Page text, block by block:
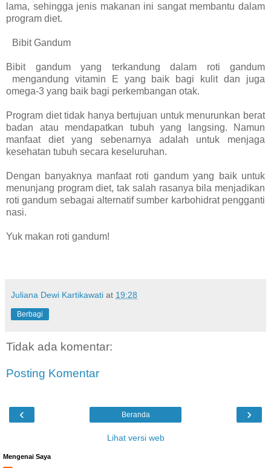
lama, sehingga jenis makanan ini sangat membantu dalam
program diet.
Bibit Gandum
Bibit gandum yang terkandung dalam roti gandum
mengandung vitamin E yang baik bagi kulit dan juga
omega-3 yang baik bagi perkembangan otak.
Program diet tidak hanya bertujuan untuk menurunkan berat
badan atau mendapatkan tubuh yang langsing. Namun
manfaat diet yang sebenarnya adalah untuk menjaga
kesehatan tubuh secara keseluruhan.
Dengan banyaknya manfaat roti gandum yang baik untuk
menunjang program diet, tak salah rasanya bila menjadikan
roti gandum sebagai alternatif sumber karbohidrat pengganti
nasi.
Yuk makan roti gandum!
Juliana Dewi Kartikawati at 19:28
Berbagi
Tidak ada komentar:
Posting Komentar
‹ ›
Beranda
Lihat versi web
Mengenai Saya